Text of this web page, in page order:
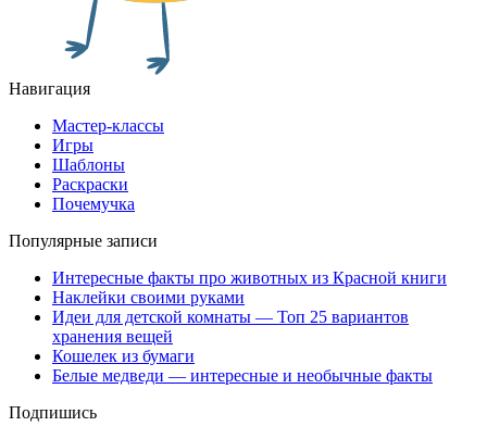
Навигация
Мастер-классы
Игры
Шаблоны
Раскраски
Почемучка
Популярные записи
Интересные факты про животных из Красной книги
Наклейки своими руками
Идеи для детской комнаты — Топ 25 вариантов
хранения вещей
Кошелек из бумаги
Белые медведи — интересные и необычные факты
Подпишись